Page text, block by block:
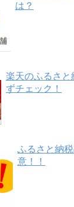
は？
楽天のふるさと
ずチェック！
ふるさと納
意！！